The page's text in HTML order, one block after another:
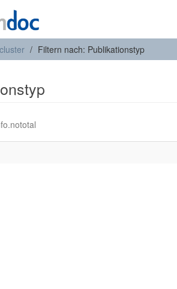
Filtern nach: Publikationstyp